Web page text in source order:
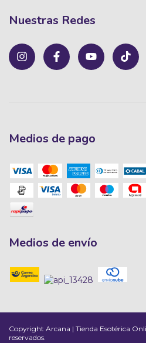
Nuestras Redes
Medios de pago
Medios de envío
Copyright Arcana | Tienda Esotérica
reservados.